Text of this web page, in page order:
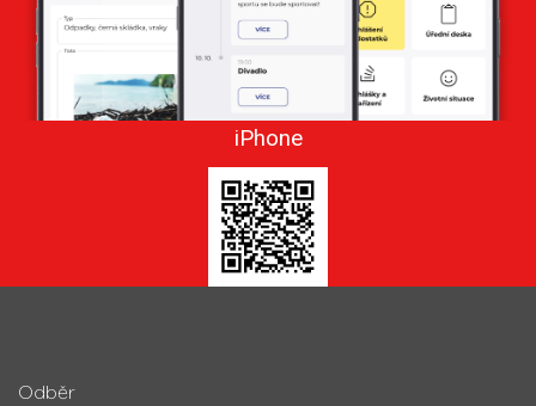
iPhone
Odběr